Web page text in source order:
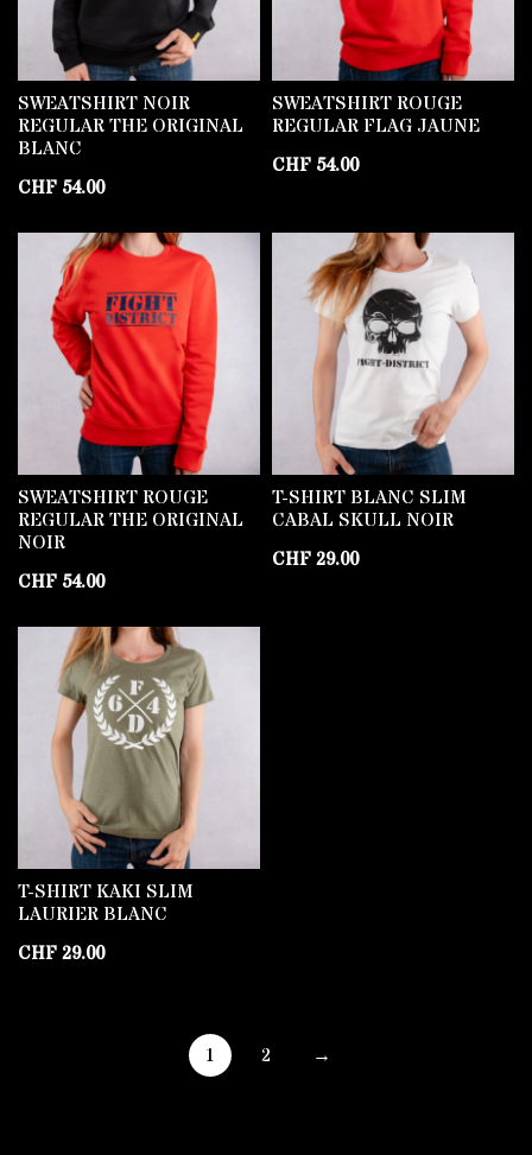
SWEATSHIRT NOIR
REGULAR THE ORIGINAL
BLANC
CHF 54.00
SWEATSHIRT ROUGE
REGULAR FLAG JAUNE
CHF 54.00
SWEATSHIRT ROUGE
REGULAR THE ORIGINAL
NOIR
CHF 54.00
T-SHIRT BLANC SLIM
CABAL SKULL NOIR
CHF29.00
T-SHIRT KAKI SLIM
LAURIER BLANC
CHF29.00
1 2 →